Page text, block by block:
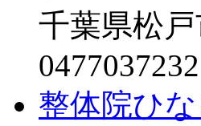
千葉県松
0477037232
整体院ひな